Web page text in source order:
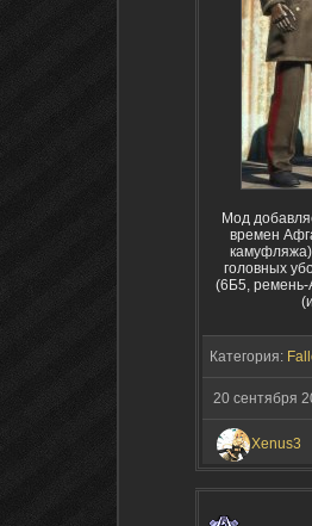
Мод
времен
головных
(6Б5, ремень-
Категория:
20 сентября
Xenus3